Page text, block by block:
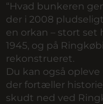
“Hvad bunkeren
der i 2008
en orkan – stort set
1945, og på
rekonstrueret.
Du kan også
der fortæller
skudt ned ved